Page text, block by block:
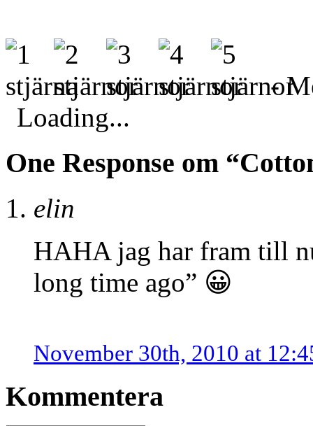
-
Loading...
One Response om
elin
HAHA jag har fram till
long time ago” 😀
November 30th, 2010 at
Kommentera